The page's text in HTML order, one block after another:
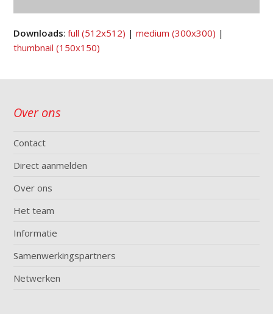
Downloads:full (512x512) |medium (300x300) |
thumbnail (150x150)
Over ons
Contact
Direct aanmelden
Over ons
Het team
Informatie
Samenwerkingspartners
Netwerken